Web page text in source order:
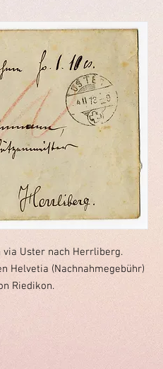
via Uster nach Herrliberg.
Helvetia (Nachnahmegebühr)
Riedikon.